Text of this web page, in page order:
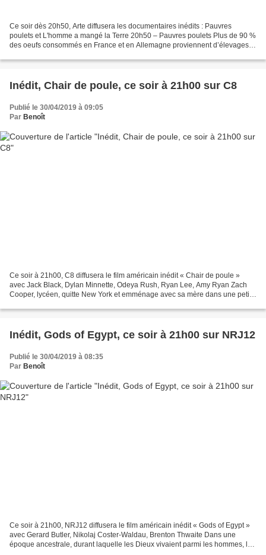
Ce soir dès 20h50, Arte diffusera les documentaires inédits : Pauvres
poulets et L'homme a mangé la Terre 20h50 – Pauvres poulets Plus de 90 %
des oeufs consommés en France et en Allemagne proviennent d’élevages
Inédit, Chair de poule, ce soir à 21h00 sur C8
Publié le 30/04/2019 à 09:05
Par Benoît
Ce soir à 21h00, C8 diffusera le film américain inédit « Chair de poule »
avec Jack Black, Dylan Minnette, Odeya Rush, Ryan Lee, Amy Ryan Zach
Cooper, lycéen, quitte New York et emménage avec sa mère dans une petite
Inédit, Gods of Egypt, ce soir à 21h00 sur NRJ12
Publié le 30/04/2019 à 08:35
Par Benoît
Ce soir à 21h00, NRJ12 diffusera le film américain inédit « Gods of Egypt »
avec Gerard Butler, Nikolaj Coster-Waldau, Brenton Thwaite Dans une
époque ancestrale, durant laquelle les Dieux vivaient parmi les hommes, la